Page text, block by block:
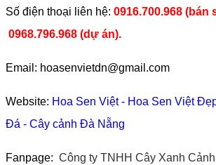
​Số điện thoại liên hệ: 0916.700.968 (bán
0968.796.968 (dự án).
Email: hoasenvietdn@gmail.com
Website: Hoa Sen Việt- Hoa Sen Việt
Đá - Cây cảnh Đà Nẵng
Fanpage: Công ty TNHH Cây Xanh